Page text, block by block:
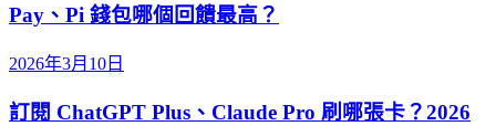
Pay、Pi 錢包哪個回饋最高？
2026年3月10日
訂閱 ChatGPT Plus、Claude Pro 刷哪張卡？2026